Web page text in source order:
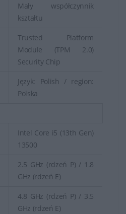
Mały współczynnik
kształtu
Trusted Platform
Module (TPM 2.0)
Security Chip
Język: Polish / region:
Polska
Intel Core i5 (13th Gen)
13500
2.5 GHz (rdzeń P) / 1.8
GHz (rdzeń E)
4.8 GHz (rdzeń P) / 3.5
GHz (rdzeń E)